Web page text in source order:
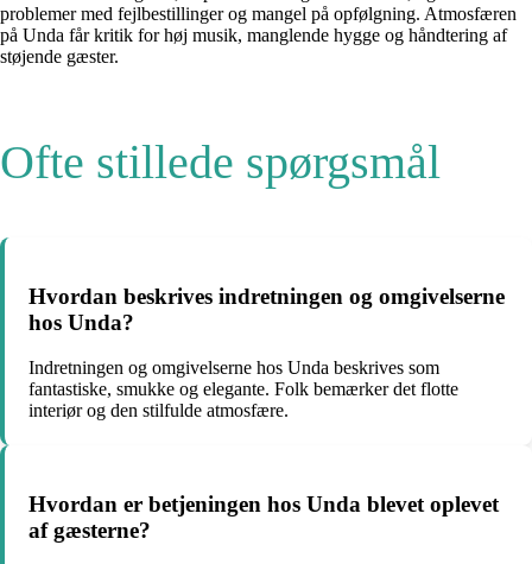
problemer med fejlbestillinger og mangel på opfølgning. Atmosfæren
på Unda får kritik for høj musik, manglende hygge og håndtering af
støjende gæster.
Ofte stillede spørgsmål
Hvordan beskrives indretningen og omgivelserne
hos Unda?
Indretningen og omgivelserne hos Unda beskrives som
fantastiske, smukke og elegante. Folk bemærker det flotte
interiør og den stilfulde atmosfære.
Hvordan er betjeningen hos Unda blevet oplevet
af gæsterne?